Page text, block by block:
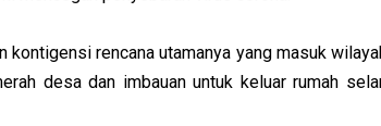
kontigensi rencana utamanya yang masuk
desa dan imbauan untuk keluar rumah